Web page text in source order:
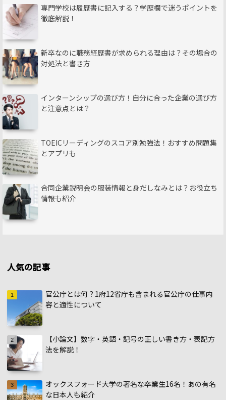
専門学校は履歴書に記入する？学歴欄で迷うポイントを
徹底解説！
新卒なのに職務経歴書が求められる理由は？その場合の
対処法と書き方
インターンシップの選び方！自分に合った企業の選び方
と注意点とは？
TOEICリーディングのスコア別勉強法！おすすめ問題集
とアプリも
合同企業説明会の服装情報と身だしなみとは？お役立ち
情報も紹介
人気の記事
官公庁とは何？1府12省庁も含まれる官公庁の仕事内
容と適性について
【小論文】数字・英語・記号の正しい書き方・表記方
法を解説！
オックスフォード大学の著名な卒業生16名！あの有名
な日本人も紹介